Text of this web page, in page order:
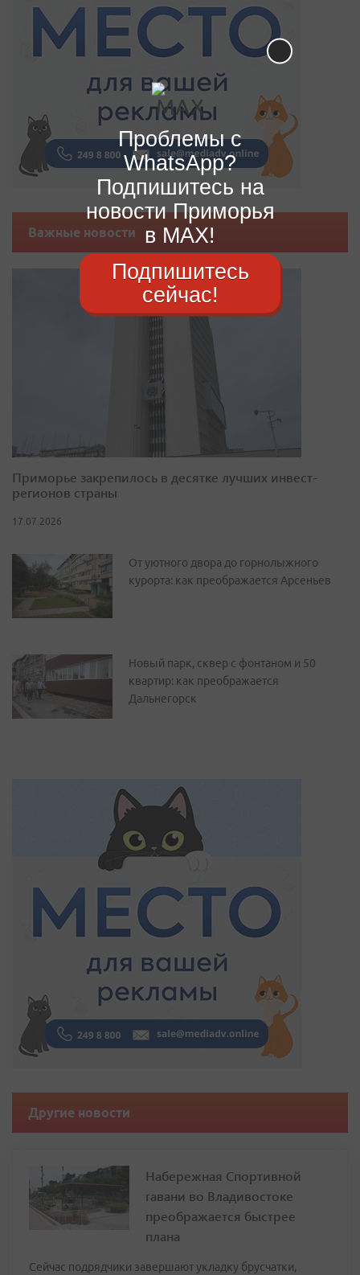
Важные новости
Приморье закрепилось в десятке лучших инвест-
регионов страны
17.07.2026
От уютного двора до горнолыжного
курорта: как преображается Арсеньев
Новый парк, сквер с фонтаном и 50
квартир: как преображается
Дальнегорск
Другие новости
Набережная Спортивной
гавани во Владивостоке
преображается быстрее
плана
Сейчас подрядчики завершают укладку брусчатки,
Проблемы с
WhatsApp?
Подпишитесь на
новости Приморья
в MAX!
Подпишитесь
сейчас!